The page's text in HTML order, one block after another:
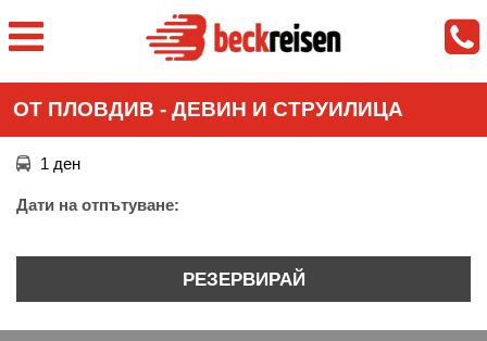
ОТ ПЛОВДИВ - ДЕВИН И СТРУИЛИЦА
1 ден
Дати на отпътуване:
РЕЗЕРВИРАЙ